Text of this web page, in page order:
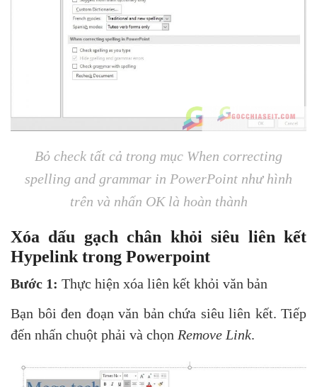
Bỏ check tất cả trong mục When correcting
spelling and grammar in PowerPoint như hình
trên và nhấn OK là hoàn thành
Xóa dấu gạch chân khỏi siêu liên kết
Hypelink trong Powerpoint
Bước 1: Thực hiện xóa liên kết khỏi văn bản
Bạn bôi đen đoạn văn bản chứa siêu liên kết. Tiếp
đến nhấn chuột phải và chọn Remove Link.